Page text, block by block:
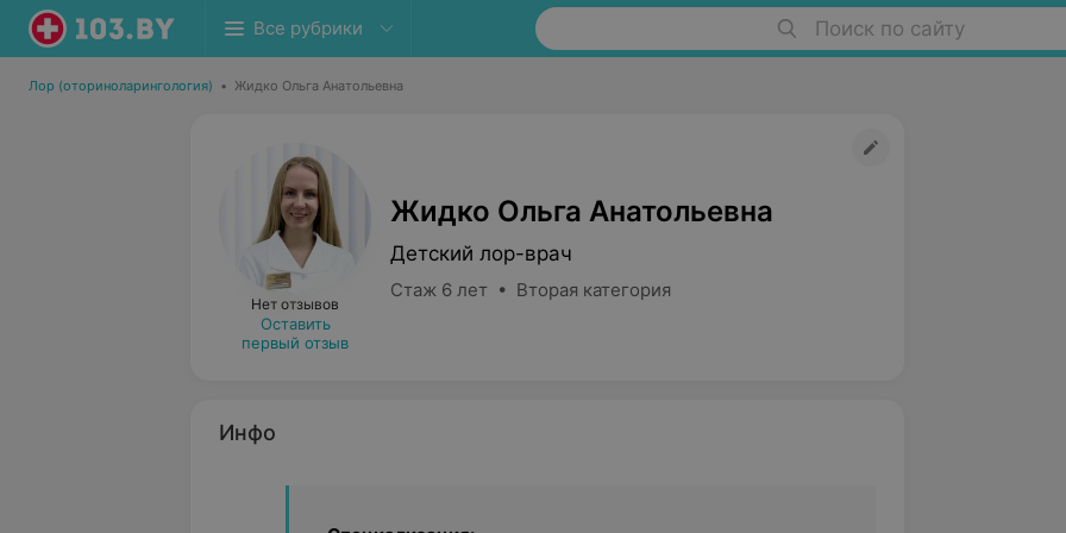
Все рубрики Поиск по сайту
Лор (оториноларингология) • Жидко Ольга Анатольевна
Нет отзывов
Оставить
первый отзыв
Жидко Ольга Анатольевна
Детский лор-врач
Стаж 6 лет • Вторая категория
Инфо